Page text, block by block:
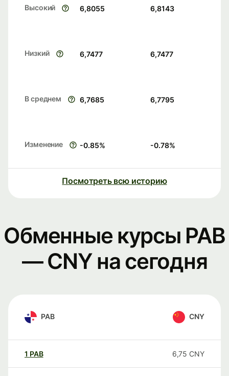
Высокий 6,8055 6,8143
Низкий 6,7477 6,7477
В среднем 6,7685 6,7795
Изменение -0.85% -0.78%
Посмотреть всю историю
Обменные курсы PAB
— CNY на сегодня
PAB CNY
1 PAB 6,75 CNY